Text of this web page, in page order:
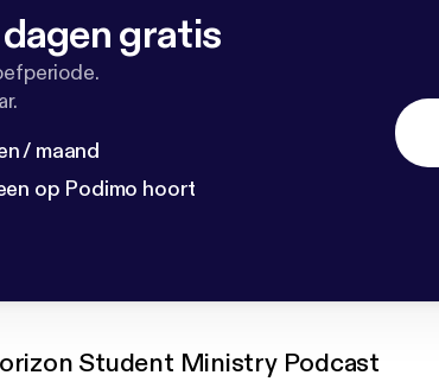
gratis
/ maand
op Podimo hoort
Student Ministry Podcast